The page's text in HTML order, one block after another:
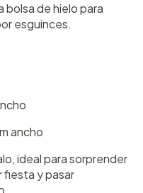
bolsa de hielo para
esguinces.
ancho
ideal para sorprender
fiesta y pasar